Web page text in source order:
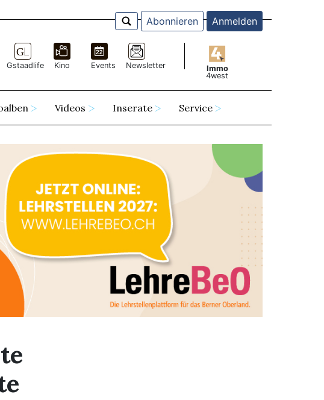
Abonnieren Anmelden
Gstaadlife Kino Events Newsletter
Immo
4west
Videos Inserate Service